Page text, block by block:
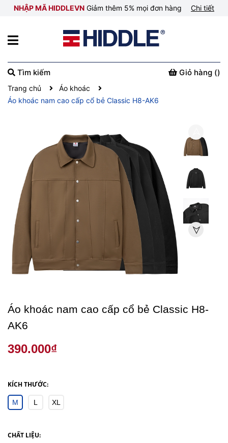
NHẬP MÃ HIDDLEVN Giảm thêm 5% mọi đơn hàng Chi tiết
Tìm kiếm Giỏ hàng ()
Trang chủ
Áo khoác
Áo khoác nam cao cấp cổ bẻ Classic H8-AK6
Áo khoác nam cao cấp cổ bẻ Classic H8-
AK6
390.000₫
KÍCH THƯỚC:
M L XL
CHẤT LIỆU: